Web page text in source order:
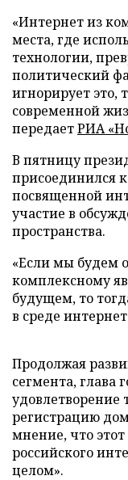
«Интернет из
места, где
технологии,
политический
игнорирует это,
современной
передаетРИА
В пятницу
присоединился
посвященной
участие в
пространства.
«Если мы будем
комплексному
будущем, то
в среде
Продолжая
сегмента, глава
удовлетворение
регистрацию
мнение, что
российского
целом».